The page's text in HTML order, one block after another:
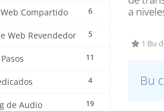
6
Compartido
5
Web Revendedor
11
4
19
de Audio
a
1 Bu
Bu